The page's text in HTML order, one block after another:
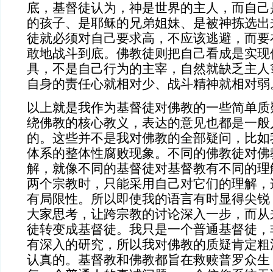
底，基督徒认为，神是世界的主人，而自
的孩子、是耶稣的兄弟姐妹、是被神拣选
徒就必须对自己要求高，不应该逃避，而
敢地战斗到底。佛教徒则把自己看成是实
具，不是自己行为的主宰，自然就缺乏主
自身的责任心就相对少、战斗精神就相对弱
以上就是我作为基督徒对佛教的一些简单
绕佛教的核心教义，表达的意见也都是一
的。这些并不是我对佛教的全部疑问，比
体系的整体性腐败现象。不同的佛教徒对
解，就像不同的基督徒对基督教有不同的
两个宗教时，只能采用自己对它们的理解
有局限性。所以即使我的语言有时显得尖
大家思考，让跨宗教的讨论深入一步，而
徒转变成基督徒。我只是一个普通基督徒
有深入的研究，所以我对佛教的质疑肯定
认真的。基督教和佛教都旨在救赎普罗众